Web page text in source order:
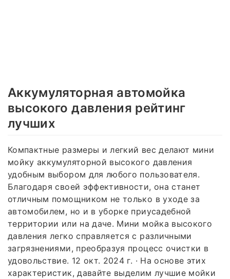
Аккумуляторная автомойка
высокого давления рейтинг
лучших
Компактные размеры и легкий вес делают мини
мойку аккумуляторной высокого давления
удобным выбором для любого пользователя.
Благодаря своей эффективности, она станет
отличным помощником не только в уходе за
автомобилем, но и в уборке приусадебной
территории или на даче. Мини мойка высокого
давления легко справляется с различными
загрязнениями, преобразуя процесс очистки в
удовольствие. 12 окт. 2024 г. · На основе этих
характеристик, давайте выделим лучшие мойки